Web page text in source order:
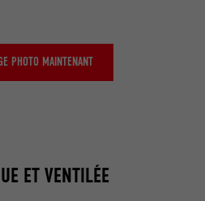
PHOTO MAINTENANT
ET VENTILÉE
être affichées correctement.
COMPRIS)
le site Internet est utilisé.
pour améliorer l'expérience